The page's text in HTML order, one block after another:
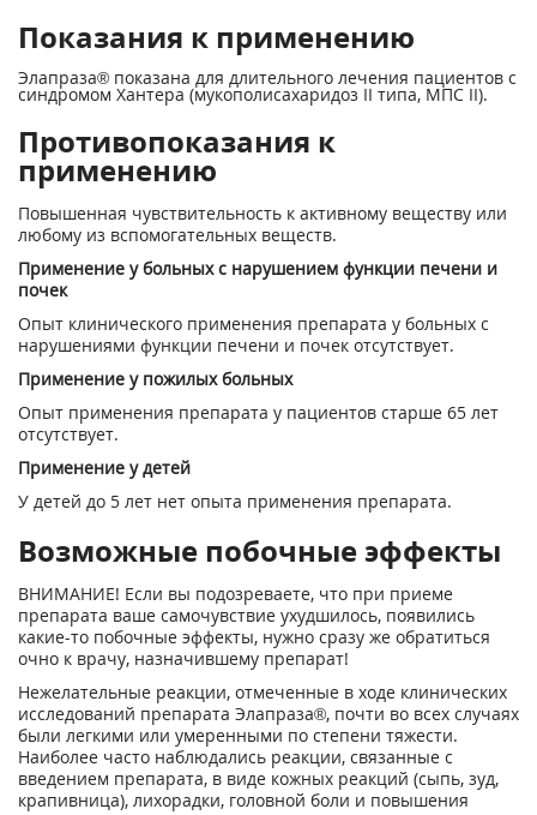
Показания к применению
Элапраза® показана для длительного лечения пациентов с
синдромом Хантера (мукополисахаридоз II типа, МПС II).
Противопоказания к
применению
Повышенная чувствительность к активному веществу или
любому из вспомогательных веществ.
Применение у больных с нарушением функции печени и
почек
Опыт клинического применения препарата у больных с
нарушениями функции печени и почек отсутствует.
Применение у пожилых больных
Опыт применения препарата у пациентов старше 65 лет
отсутствует.
Применение у детей
У детей до 5 лет нет опыта применения препарата.
Возможные побочные эффекты
ВНИМАНИЕ! Если вы подозреваете, что при приеме
препарата ваше самочувствие ухудшилось, появились
какие-то побочные эффекты, нужно сразу же обратиться
очно к врачу, назначившему препарат!
Нежелательные реакции, отмеченные в ходе клинических
исследований препарата Элапраза®, почти во всех случаях
были легкими или умеренными по степени тяжести.
Наиболее часто наблюдались реакции, связанные с
введением препарата, в виде кожных реакций (сыпь, зуд,
крапивница), лихорадки, головной боли и повышения